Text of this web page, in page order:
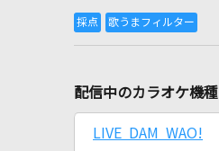
配信中のカラオケ機種
LIVE DAM WAO!